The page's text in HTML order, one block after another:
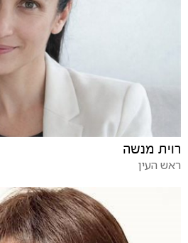
רוית מנשה
ראש העין